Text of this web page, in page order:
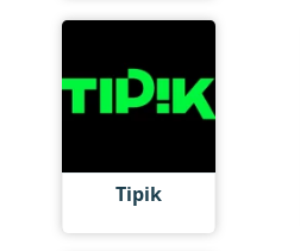
Tipik